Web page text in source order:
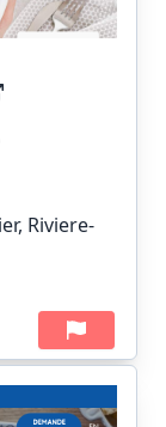
Riviere-